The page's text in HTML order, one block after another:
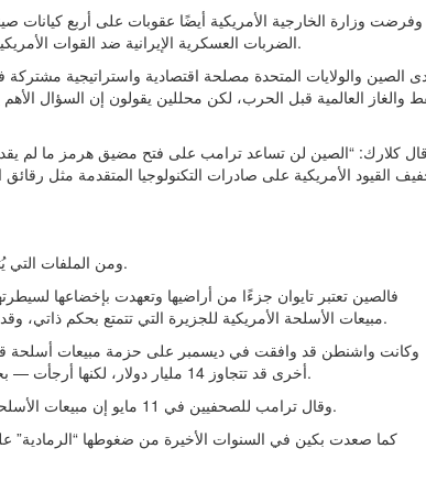
الضربات العسكرية الإيرانية ضد القوات الأمريكية في الشرق الأوسط”، وهو ما رفضته الخارجية الصينية بشدة.
الصين والولايات المتحدة مصلحة اقتصادية واستراتيجية
والغاز العالمية قبل الحرب، لكن محللين يقولون إن السؤال
كلارك: “الصين لن تساعد ترامب على فتح مضيق هرمز ما لم
القيود الأمريكية على صادرات التكنولوجيا المتقدمة مثل
ومن الملفات التي يُتوقع أن تسعى بكين للحصول على تنازلات بشأنها قضية تايوان.
فالصين تعتبر تايوان جزءًا من أراضيها وتعهدت بإخضاعها
مبيعات الأسلحة الأمريكية للجزيرة التي تتمتع بحكم ذاتي، وقد تسعى لدفع إدارة ترامب إلى إعلان معارضتها لاستقلال تايوان.
أخرى قد تتجاوز 14 مليار دولار، لكنها أرجأت — بحسب تقارير — إخطار الكونغرس بها لتجنب التأثير على القمة.
وقال ترامب للصحفيين في 11 مايو إن مبيعات الأسلحة لتايوان ستكون ضمن القضايا المطروحة خلال لقائه مع شي.
كما صعدت بكين في السنوات الأخيرة من ضغوطها “الرمادية”